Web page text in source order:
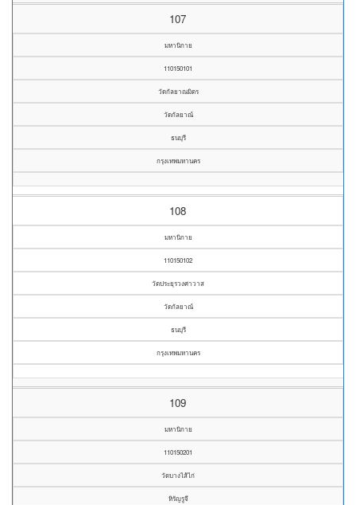
107
มหานิกาย
110150101
วัดกัลยาณมิตร
วัดกัลยาณ์
ธนบุรี
กรุงเทพมหานคร
108
มหานิกาย
110150102
วัดประยุรวงศาวาส
วัดกัลยาณ์
ธนบุรี
กรุงเทพมหานคร
109
มหานิกาย
110150201
วัดบางไส้ไก่
หิรัญรูจี